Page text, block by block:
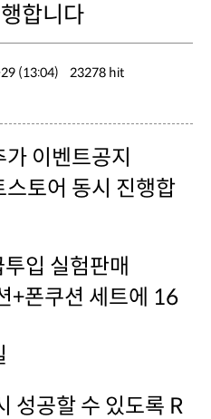
합니다
(13:04)
23278 hit
이벤트공지
입 실험판매